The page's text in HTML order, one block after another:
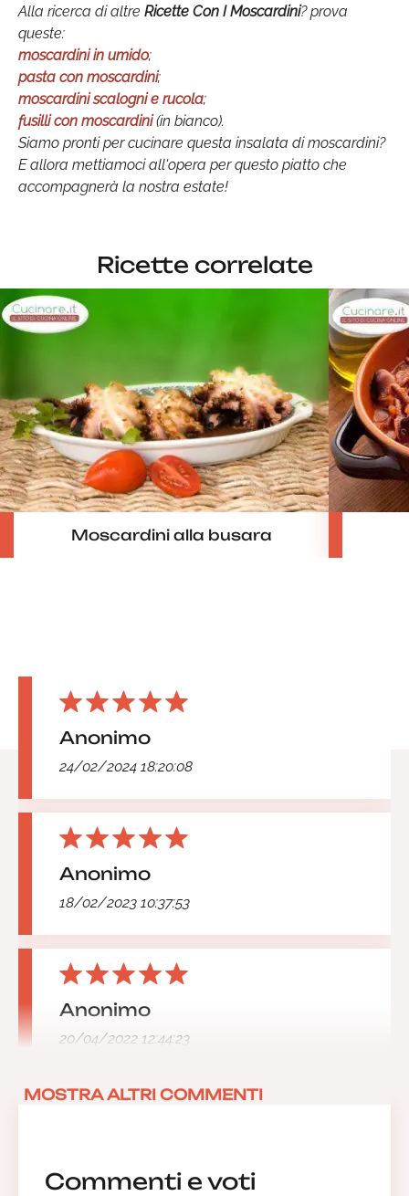
Alla ricerca di altre Ricette Con I Moscardini? prova
queste:
moscardini in umido;
pasta con moscardini;
moscardini scalogni e rucola;
fusilli con moscardini(in bianco).
Siamo pronti per cucinare questa insalata di moscardini?
E allora mettiamoci all'opera per questo piatto che
accompagnerà la nostra estate!
Ricette correlate
Moscardini alla busara
Commenti e voti
Anonimo
24/02/2024 18:20:08
Anonimo
18/02/2023 10:37:53
Anonimo
20/04/2022 12:44:23
MOSTRA ALTRI COMMENTI